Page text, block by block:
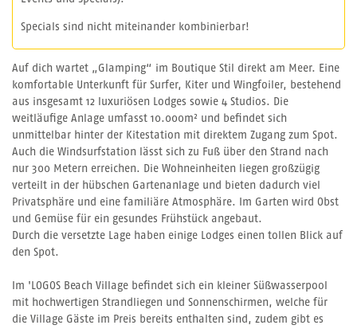
Specials sind nicht miteinander kombinierbar!
Auf dich wartet „Glamping“ im Boutique Stil direkt am Meer. Eine
komfortable Unterkunft für Surfer, Kiter und Wingfoiler, bestehend
aus insgesamt 12 luxuriösen Lodges sowie 4 Studios. Die
weitläufige Anlage umfasst 10.000m² und befindet sich
unmittelbar hinter der Kitestation mit direktem Zugang zum Spot.
Auch die Windsurfstation lässt sich zu Fuß über den Strand nach
nur 300 Metern erreichen. Die Wohneinheiten liegen großzügig
verteilt in der hübschen Gartenanlage und bieten dadurch viel
Privatsphäre und eine familiäre Atmosphäre. Im Garten wird Obst
und Gemüse für ein gesundes Frühstück angebaut.
Durch die versetzte Lage haben einige Lodges einen tollen Blick auf
den Spot.
Im 'LOGOS Beach Village befindet sich ein kleiner Süßwasserpool
mit hochwertigen Strandliegen und Sonnenschirmen, welche für
die Village Gäste im Preis bereits enthalten sind, zudem gibt es